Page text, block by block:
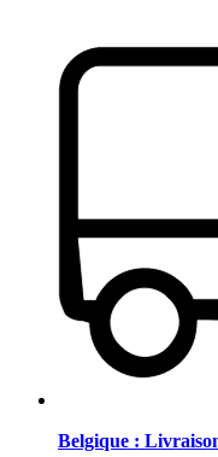
Belgique :